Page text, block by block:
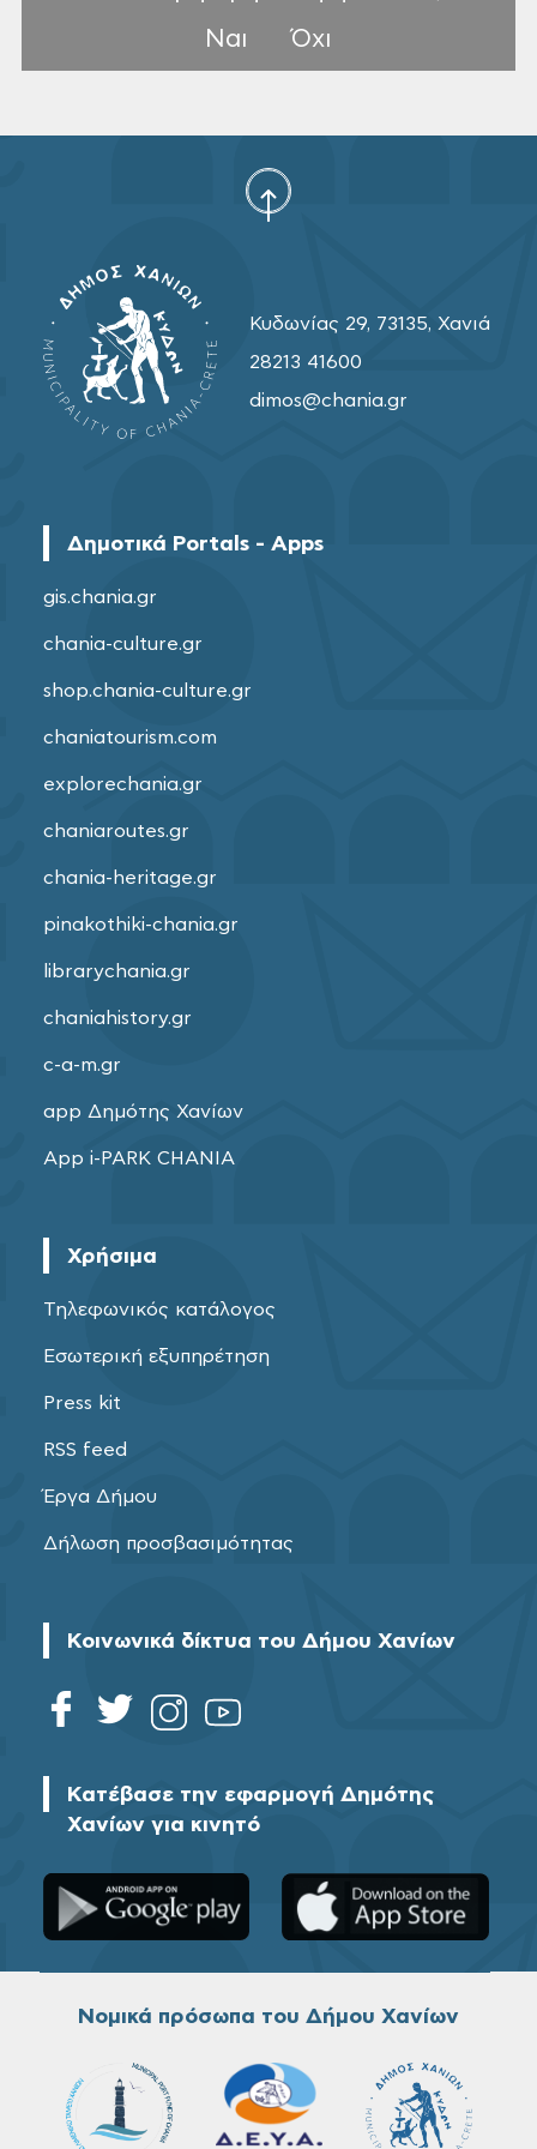
Ναι
Όχι
Κυδωνίας 29, 73135, Χανιά
28213 41600
dimos@chania.gr
Δημοτικά Portals - Apps
gis.chania.gr
chania-culture.gr
shop.chania-culture.gr
chaniatourism.com
explorechania.gr
chaniaroutes.gr
chania-heritage.gr
pinakothiki-chania.gr
librarychania.gr
chaniahistory.gr
c-a-m.gr
app Δημότης Χανίων
App i-PARK CHANIA
Χρήσιμα
Τηλεφωνικός κατάλογος
Εσωτερική εξυπηρέτηση
Press kit
RSS feed
Έργα Δήμου
Δήλωση προσβασιμότητας
Κοινωνικά δίκτυα του Δήμου Χανίων
Κατέβασε την εφαρμογή Δημότης
Χανίων για κινητό
Νομικά πρόσωπα του Δήμου Χανίων